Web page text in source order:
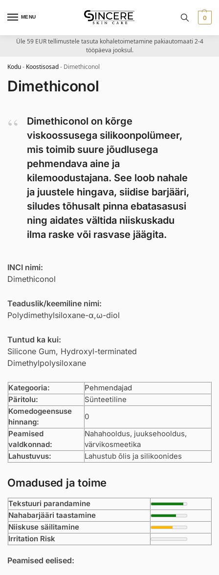
MENU 0
Üle 59 EUR tellimustele tasuta kohaletoimetamine pakiautomaati 2-4
tööpäeva jooksul.
Kodu- Koostisosad- Dimethiconol
Dimethiconol
Dimethiconol on kõrge
viskoossusega silikoonpolümeer,
mis toimib suure jõudlusega
pehmendava aine ja
kilemoodustajana. See loob nahale
ja juustele hingava, siidise barjääri,
siludes tõhusalt pinna ebatasasusi
ning aidates vältida niiskuskadu
ilma raske või rasvase jäägita.
INCI nimi:
Dimethiconol
Teaduslik/keemiline nimi:
Polydimethylsiloxane-α,ω-diol
Tuntud ka kui:
Silicone Gum, Hydroxyl-terminated
Dimethylpolysiloxane
Kategooria:
Pehmendajad
Päritolu:
Sünteetiline
Komedogeensuse
hinnang:
0
Peamised
valdkonnad:
Nahahooldus, juuksehooldus,
värvikosmeetika
Lahustuvus:
Lahustub õlis ja silikoonides
Omadused ja toime
Tekstuuri parandamine
Nahabarjääri taastamine
Niiskuse säilitamine
Irritation Risk
Peamised eelised: